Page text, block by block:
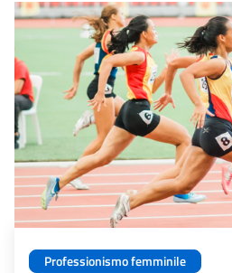
Professionismo femminile